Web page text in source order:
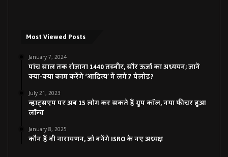
Most Viewed Posts
January 7, 2024
पांच साल तक रोजाना 1440 तस्वीर, सौर ऊर्जा का अध्ययन; जानें
क्या-क्या काम करेंगे ‘आदित्य’ में लगे 7 पेलोड?
July 21, 2023
व्हाट्सएप पर अब 15 लोग कर सकते हैं ग्रुप कॉल, नया फीचर हुआ
लॉन्च
January 8, 2025
कौन हैं वी नारायणन, जो बनेंगे ISRO के नए अध्यक्ष